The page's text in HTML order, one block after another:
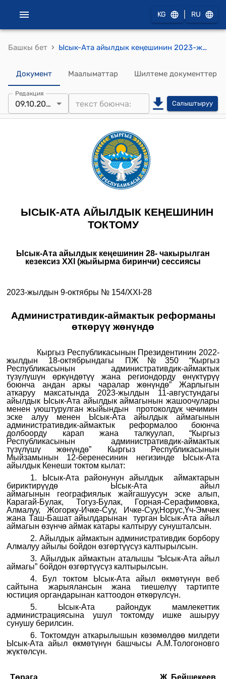
KG RU
Башкы бет › Ысык-Ата айылдык кеңешинин 2023-жылдын 9-октябры № 154/XXI-28 "Административдик-аймактык реформаны өткөрүү жөнүндө" токтому
Документ Маалыматтар Шилтеме документтер
Редакция
09.10.2023 Салыштыруу